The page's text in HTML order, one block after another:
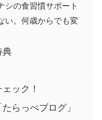
シの食習慣サポート
い。何歳からでも変
典
ック！
らっぺブログ」